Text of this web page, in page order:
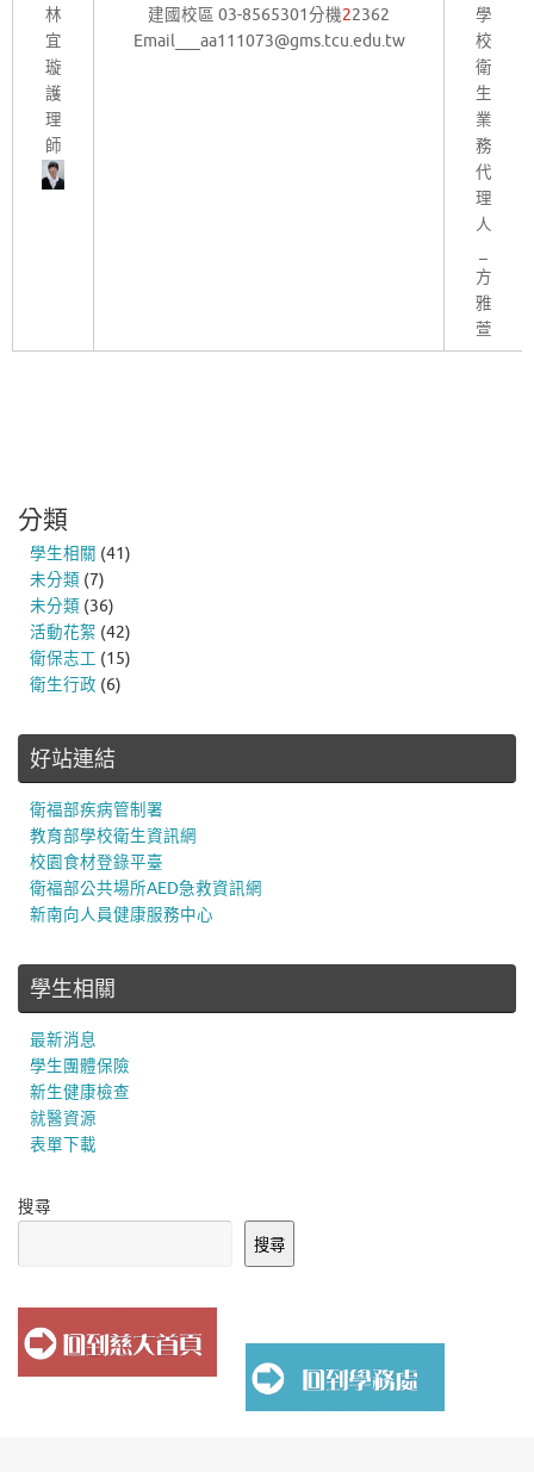
林
宜
璇
護
理
師
建國校區 03-8565301分機22362
Email___aa111073@gms.tcu.edu.tw
學
校
衛
生
業
務
代
理
人
方
雅
萱
分類
學生相關 (41)
未分類 (7)
未分類 (36)
活動花絮 (42)
衛保志工 (15)
衛生行政 (6)
好站連結
衛福部疾病管制署
教育部學校衛生資訊網
校園食材登錄平臺
衛福部公共場所AED急救資訊網
新南向人員健康服務中心
學生相關
最新消息
學生團體保險
新生健康檢查
就醫資源
表單下載
搜尋
搜尋